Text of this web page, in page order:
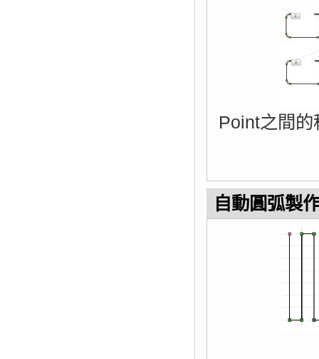
Point之間
自動圓弧製